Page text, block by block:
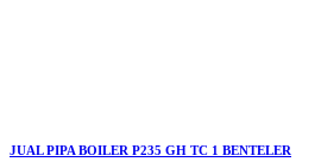
JUAL PIPA BOILER P235 GH TC 1 BENTELER